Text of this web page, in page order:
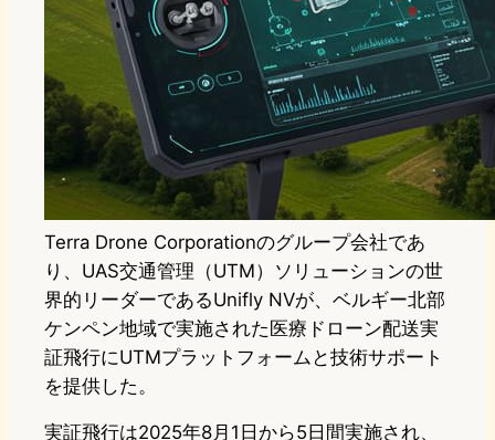
Terra Drone Corporationのグループ会社であ
り、UAS交通管理（UTM）ソリューションの世
界的リーダーであるUnifly NVが、ベルギー北部
ケンペン地域で実施された医療ドローン配送実
証飛行にUTMプラットフォームと技術サポート
を提供した。
実証飛行は2025年8月1日から5日間実施され、